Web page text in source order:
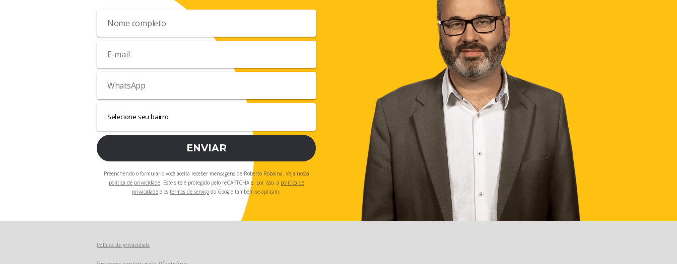
ENVIAR
Preenchendo o formulário você aceita receber mensagens de Roberto Robaina. Veja nossa
política de privacidade. Este site é protegido pelo reCAPTCHA e, por isso, a política de
privacidade e os termos de serviço do Google também se aplicam.
Política de privacidade